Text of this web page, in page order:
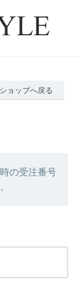
ショップへ戻る
の受注番号